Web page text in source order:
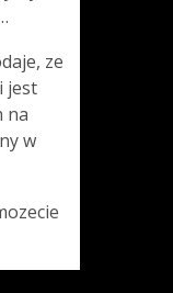
ze
jest
na
w